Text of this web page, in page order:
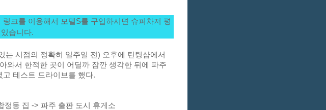
링크를 이용해서 모델S를 구입하시면 슈퍼차저 평
습니다.
는 시점의 정확히 일주일 전) 오후에 틴팅샵에서
와서 한적한 곳이 어딜까 잠깐 생각한 뒤에 파주
테스트 드라이브를 했다.
정동 집 -> 파주 출판 도시 휴게소